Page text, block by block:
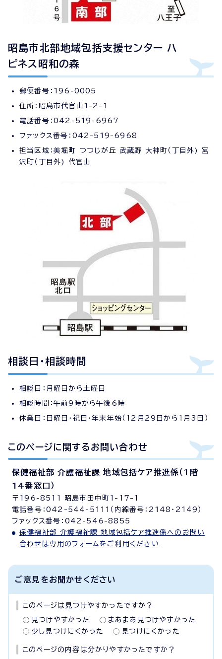
昭島市北部地域包括支援センター ハ
ピネス昭和の森
郵便番号：196-0005
住所：昭島市代官山1-2-1
電話番号：042-519-6967
ファックス番号：042-519-6968
担当区域：美堀町 つつじが丘 武蔵野 大神町（丁目外) 宮
沢町（丁目外) 代官山
相談日・相談時間
相談日：月曜日から土曜日
相談時間：午前9時から午後6時
休業日：日曜日・祝日・年末年始（12月29日から1月3日）
このページに関する お問い合わせ
保健福祉部 介護福祉課 地域包括ケア推進係（1階
14番窓口）
〒196-8511 昭島市田中町1-17-1
電話番号：042-544-5111（内線番号：2148・2149）
ファックス番号：042-546-8855
保健福祉部 介護福祉課 地域包括ケア推進係へのお問い
合わせは専用のフォームをご利用ください
ご意見をお聞かせください
このページは見つけやすかったですか？
見つけやすかった
まあまあ見つけやすかった
少し見つけにくかった
見つけにくかった
このページの内容は分かりやすかったですか？